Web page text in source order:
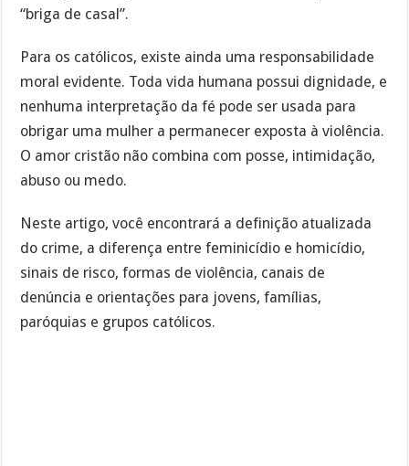
“briga de casal”.
Para os católicos, existe ainda uma responsabilidade
moral evidente. Toda vida humana possui dignidade, e
nenhuma interpretação da fé pode ser usada para
obrigar uma mulher a permanecer exposta à violência.
O amor cristão não combina com posse, intimidação,
abuso ou medo.
Neste artigo, você encontrará a definição atualizada
do crime, a diferença entre feminicídio e homicídio,
sinais de risco, formas de violência, canais de
denúncia e orientações para jovens, famílias,
paróquias e grupos católicos.